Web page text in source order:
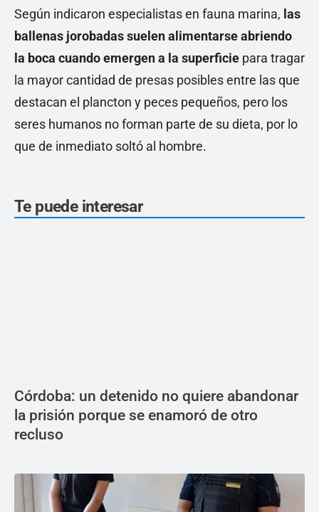
Según indicaron especialistas en fauna marina, las
ballenas jorobadas suelen alimentarse abriendo
la boca cuando emergen a la superficie para tragar
la mayor cantidad de presas posibles entre las que
destacan el plancton y peces pequeños, pero los
seres humanos no forman parte de su dieta, por lo
que de inmediato soltó al hombre.
Te puede interesar
Córdoba: un detenido no quiere abandonar
la prisión porque se enamoró de otro
recluso